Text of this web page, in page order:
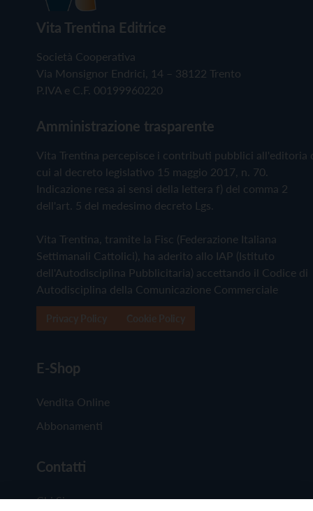
Vita Trentina Editrice
Società Cooperativa
Via Monsignor Endrici, 14 – 38122 Trento
P.IVA e C.F. 00199960220
Amministrazione trasparente
Vita Trentina percepisce i contributi pubblici all'editoria
cui al decreto legislativo 15 maggio 2017, n. 70.
Indicazione resa ai sensi della lettera f) del comma 2
dell'art. 5 del medesimo decreto Lgs.
Vita Trentina, tramite la Fisc (Federazione Italiana
Settimanali Cattolici), ha aderito allo IAP (Istituto
dell'Autodisciplina Pubblicitaria) accettando il Codice di
Autodisciplina della Comunicazione Commerciale
E-Shop
Vendita Online
Abbonamenti
Contatti
Chi Siamo